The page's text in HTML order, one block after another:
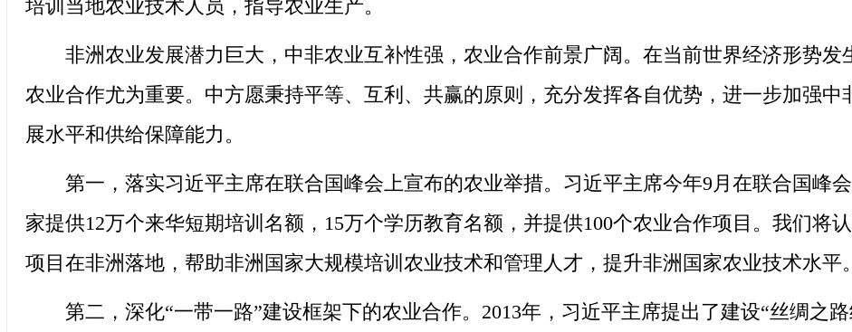
培训当地农业技术人员，指导农业生产。
非洲农业发展潜力巨大，中非农业互补性强，农业合作前景广阔。在当前世界经济形势发
农业合作尤为重要。中方愿秉持平等、互利、共赢的原则，充分发挥各自优势，进一步加强
展水平和供给保障能力。
第一，落实习近平主席在联合国峰会上宣布的农业举措。习近平主席今年9月在联合国峰
家提供12万个来华短期培训名额，15万个学历教育名额，并提供100个农业合作项目。我们将
项目在非洲落地，帮助非洲国家大规模培训农业技术和管理人才，提升非洲国家农业技术水平。
第二，深化“一带一路”建设框架下的农业合作。2013年，习近平主席提出了建设“丝绸之路